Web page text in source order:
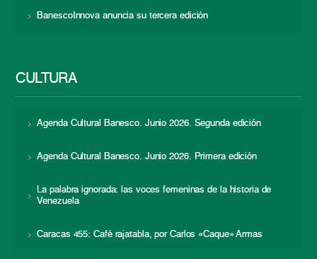
BanescoInnova anuncia su tercera edición
CULTURA
Agenda Cultural Banesco. Junio 2026. Segunda edición
Agenda Cultural Banesco. Junio 2026. Primera edición
La palabra ignorada: las voces femeninas de la historia de
Venezuela
Caracas 455: Café rajatabla, por Carlos «Caque» Armas